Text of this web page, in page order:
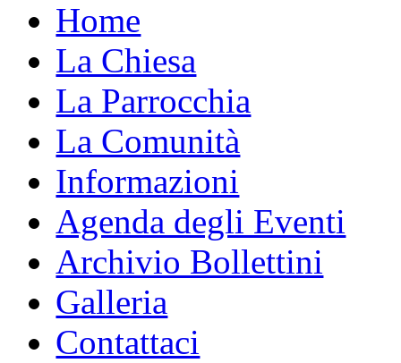
Home
La Chiesa
La Parrocchia
La Comunità
Informazioni
Agenda degli Eventi
Archivio Bollettini
Galleria
Contattaci